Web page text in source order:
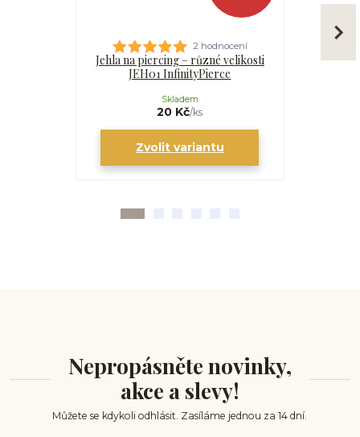
2 hodnocení
Jehla na piercing – různé velikosti
JEH01 InfinityPierce
20 Kč/ks
Skladem
Zvolit variantu
Nepropásněte novinky,
akce a slevy!
Můžete se kdykoli odhlásit. Zasíláme jednou za 14 dní.